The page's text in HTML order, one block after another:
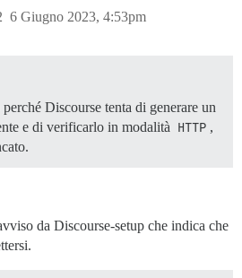
6 Giugno 2023, 4:53pm
Discourse tenta di generare un
e di verificarlo in modalità HTTP ,
da Discourse-setup che indica che